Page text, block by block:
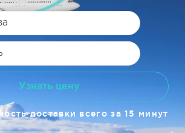
Узнать цену
доставки всего за 15 минут